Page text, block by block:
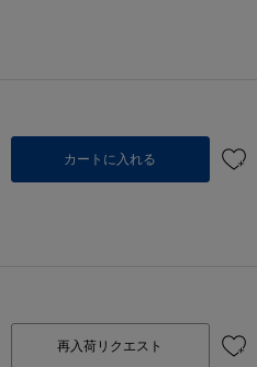
カートに入れる
再入荷リクエスト